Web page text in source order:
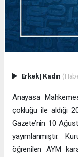
Erkek| Kadın
Anayasa
çokluğu ile aldığı
Gazete’nin 10
yayımlanmıştır.
öğrenilen AYM